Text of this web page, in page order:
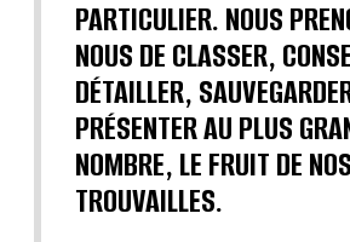
PARTICULIER. NOUS
NOUS DE CLASSER,
DÉTAILLER,
PRÉSENTER AU PLUS
NOMBRE, LE FRUIT DE NOS
TROUVAILLES.